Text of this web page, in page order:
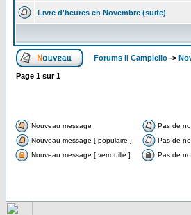
Livre d'heures en Novembre (suite)
Forums il Campiello ->
Page 1 sur1
Nouveau message Pas de
Nouveau message [ populaire ]
Pas de
Nouveau message [ verrouillé ]
Pas de